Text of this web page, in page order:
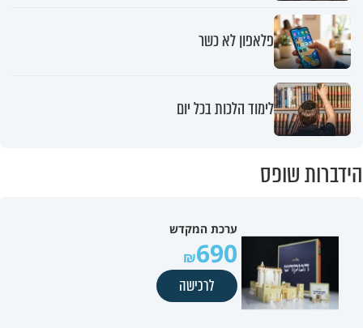
פלאפון לא כשר
לימוד הלכות בכל יום
הידברות שופס
ערכת המקדש
690
לרכישה